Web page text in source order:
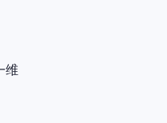
维